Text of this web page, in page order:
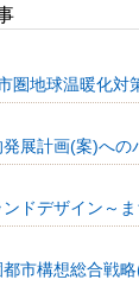
圏地球温暖化対
展計画(案)への
ドデザイン～ま
市構想総合戦略